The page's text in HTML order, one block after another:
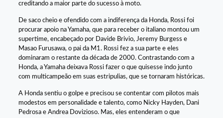
creditando a maior parte do sucesso à moto.
De saco cheio e ofendido com a indiferença da Honda, Rossi foi
procurar apoio na Yamaha, que para receber o italiano montou um
supertime, encabeçado por Davide Brivio, Jeremy Burgess e
Masao Furusawa, o pai da M1. Rossi fez a sua parte e eles
dominaram o restante da década de 2000. Contrastando com a
Honda, a Yamaha deixava Rossi fazer o que quisesse indo junto
com multicampeão em suas estripulias, que se tornaram históricas.
A Honda sentiu o golpe e precisou se contentar com pilotos mais
modestos em personalidade e talento, como Nicky Hayden, Dani
Pedrosa e Andrea Dovizioso. Mas, eles entenderam o que